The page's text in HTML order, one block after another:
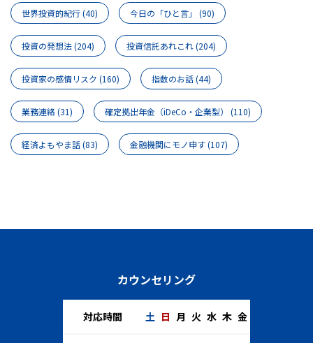
世界投資的紀行(40) 今日の「ひと言」 (90)
投資の発想法(204) 投資信託あれこれ(204)
投資家の感情リスク (160) 指数のお話(44)
業務連絡(31) 確定拠出年金（iDeCo・企業型） (110)
経済よもやま話(83) 金融機関にモノ申す(107)
カウンセリング
対応時間 土 日 月 火 水 木 金